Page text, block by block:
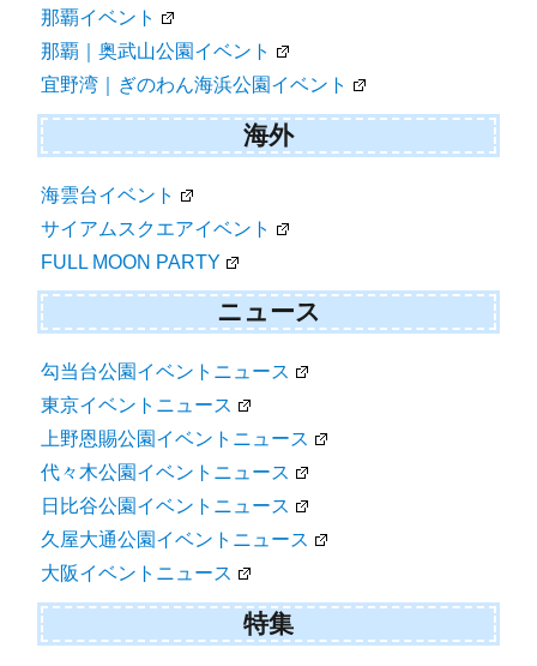
那覇イベント
那覇｜奥武山公園イベント
宜野湾｜ぎのわん海浜公園イベント
海外
海雲台イベント
サイアムスクエアイベント
FULL MOON PARTY
ニュース
勾当台公園イベントニュース
東京イベントニュース
上野恩賜公園イベントニュース
代々木公園イベントニュース
日比谷公園イベントニュース
久屋大通公園イベントニュース
大阪イベントニュース
特集